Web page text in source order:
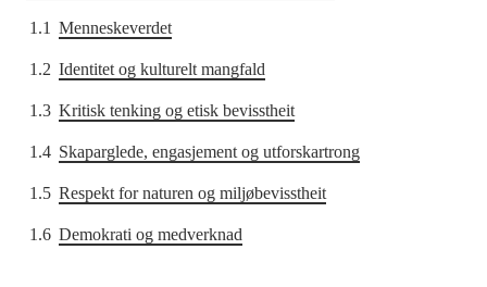
1.1 Menneskeverdet
1.2 Identitet og kulturelt mangfald
1.3 Kritisk tenking og etisk bevisstheit
1.4 Skaparglede, engasjement og utforskartrong
1.5 Respekt for naturen og miljøbevisstheit
1.6 Demokrati og medverknad